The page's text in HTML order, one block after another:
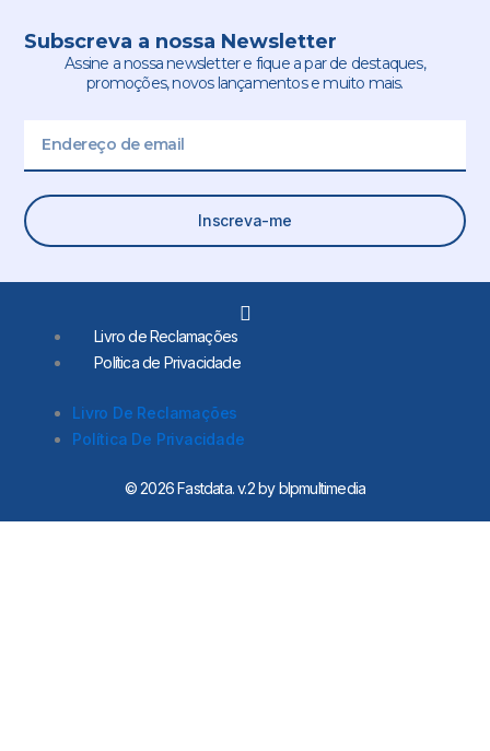
Subscreva a nossa Newsletter
Assine a nossa newsletter e fique a par de destaques,
promoções, novos lançamentos e muito mais.
Inscreva-me
© 2026 Fastdata. v.2 by blpmultimedia
Livro de Reclamações
Política de Privacidade
Livro De Reclamações
Política De Privacidade
L
n
i